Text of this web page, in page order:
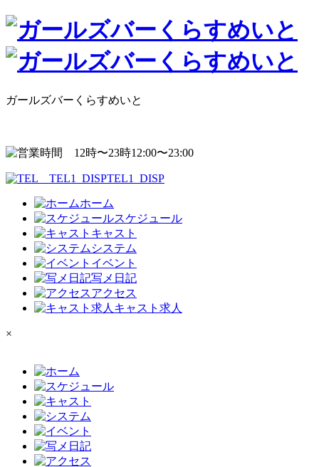
ガールズバーくらすめいと
12:00〜23:00
TEL1_DISP
ホーム
スケジュール
キャスト
システム
イベント
写メ日記
アクセス
キャスト求人
×